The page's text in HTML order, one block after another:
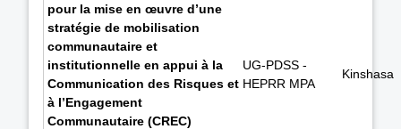
pour la mise en œuvre d’une
stratégie de mobilisation
communautaire et
institutionnelle en appui à la
Communication des Risques et
à l’Engagement
Communautaire (CREC)
UG-PDSS -
HEPRR MPA
Kinshasa